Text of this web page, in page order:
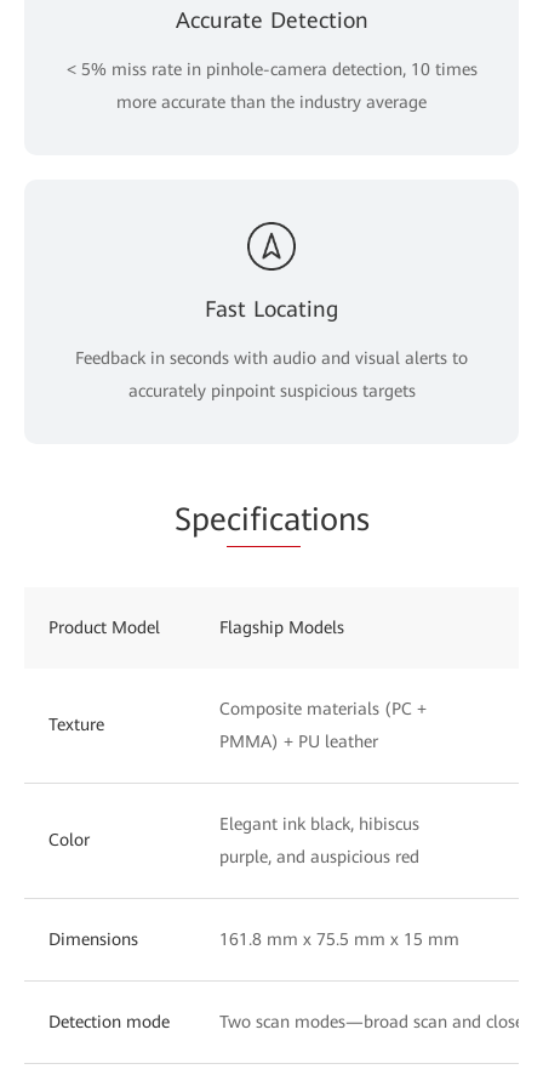
Accurate Detection
< 5% miss rate in pinhole-camera detection, 10 times
more accurate than the industry average
Fast Locating
Feedback in seconds with audio and visual alerts to
accurately pinpoint suspicious targets
Specifications
Product Model Flagship Models
Texture
Composite materials (PC +
PMMA) + PU leather
Color
Elegant ink black, hibiscus
purple, and auspicious red
Dimensions 161.8 mm x 75.5 mm x 15 mm
Detection mode Two scan modes—broad scan and close-